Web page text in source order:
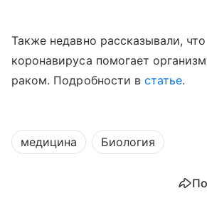
Также недавно рассказывали,
коронавируса помогает
раком. Подробности встатье.
медицина Биология